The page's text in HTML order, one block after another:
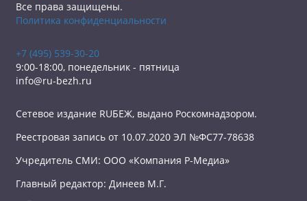
Все права защищены.
Политика конфиденциальности
+7 (495) 539-30-20
9:00-18:00, понедельник - пятница
info@ru-bezh.ru
Сетевое издание RUБЕЖ, выдано Роскомнадзором.
Реестровая запись от 10.07.2020 ЭЛ №ФС77-78638
Учредитель СМИ: ООО «Компания Р-Медиа»
Главный редактор: Динеев М.Г.